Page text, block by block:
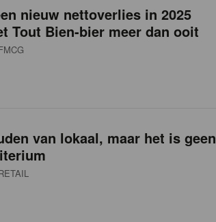
nieuw nettoverlies in 2025
Tout Bien-bier meer dan ooit
van lokaal, maar het is geen